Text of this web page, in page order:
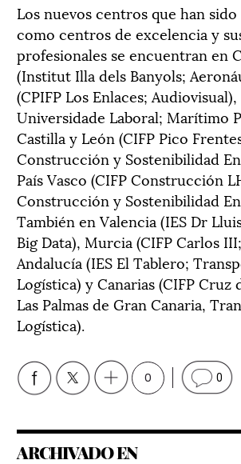
Los nuevos centros que han
como centros de excelencia y
profesionales se encuentran en
(Institut Illa dels Banyols;
(CPIFP Los Enlaces;
Universidade Laboral; Marítimo
Castilla y León (CIFP Pico
Construcción y Sostenibilidad
País Vasco (CIFP Construcción
Construcción y Sostenibilidad
También en Valencia (IES Dr
Big Data), Murcia (CIFP Carlos
Andalucía (IES El Tablero;
Logística) y Canarias (CIFP Cruz
Las Palmas de Gran Canaria,
Logística).
0 0
ARCHIVADO EN